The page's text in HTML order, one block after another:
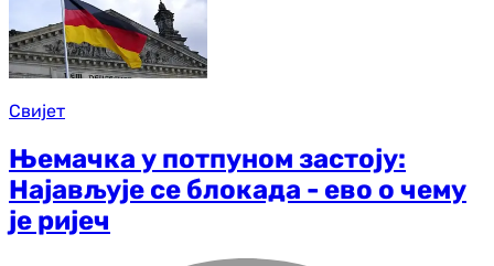
Свијет
Њемачка у потпуном застоју:
Најављује се блокада - ево о чему
је ријеч